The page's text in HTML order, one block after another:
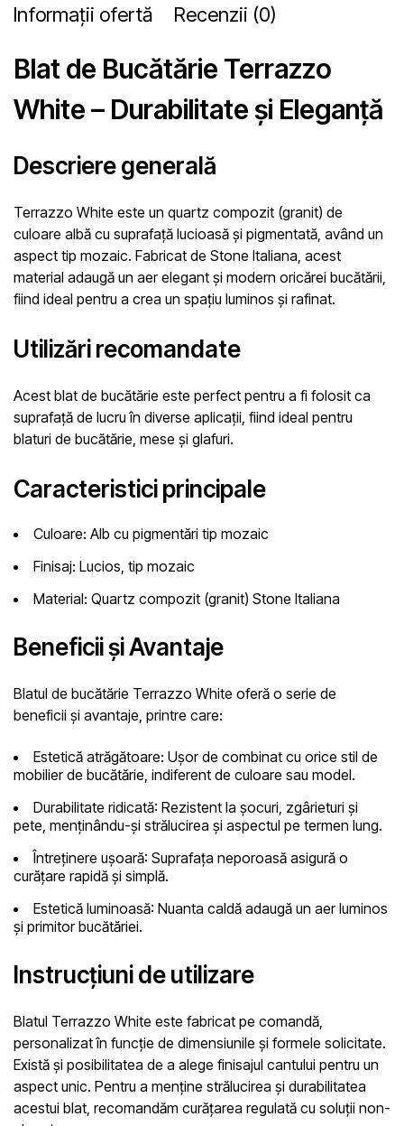
Informații ofertă Recenzii (0)
Blat de Bucătărie Terrazzo
White – Durabilitate și Eleganță
Descriere generală
Terrazzo White este un quartz compozit (granit) de
culoare albă cu suprafață lucioasă și pigmentată, având un
aspect tip mozaic. Fabricat de Stone Italiana, acest
material adaugă un aer elegant și modern oricărei bucătării,
fiind ideal pentru a crea un spațiu luminos și rafinat.
Utilizări recomandate
Acest blat de bucătărie este perfect pentru a fi folosit ca
suprafață de lucru în diverse aplicații, fiind ideal pentru
blaturi de bucătărie, mese și glafuri.
Caracteristici principale
Culoare: Alb cu pigmentări tip mozaic
Finisaj: Lucios, tip mozaic
Material: Quartz compozit (granit) Stone Italiana
Beneficii și Avantaje
Blatul de bucătărie Terrazzo White oferă o serie de
beneficii și avantaje, printre care:
Estetică atrăgătoare: Ușor de combinat cu orice stil de
mobilier de bucătărie, indiferent de culoare sau model.
Durabilitate ridicată: Rezistent la șocuri, zgârieturi și
pete, menținându-și strălucirea și aspectul pe termen lung.
Întreținere ușoară: Suprafața neporoasă asigură o
curățare rapidă și simplă.
Estetică luminoasă: Nuanta caldă adaugă un aer luminos
și primitor bucătăriei.
Instrucțiuni de utilizare
Blatul Terrazzo White este fabricat pe comandă,
personalizat în funcție de dimensiunile și formele solicitate.
Există și posibilitatea de a alege finisajul cantului pentru un
aspect unic. Pentru a menține strălucirea și durabilitatea
acestui blat, recomandăm curățarea regulată cu soluții non-